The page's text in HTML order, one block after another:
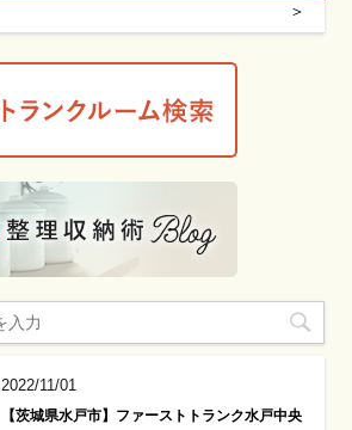
2022/11/01
【茨城県水戸市】ファーストトランク水戸中央